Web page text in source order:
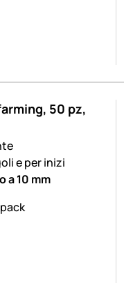
50 pz,
e per inizi
a 10 mm